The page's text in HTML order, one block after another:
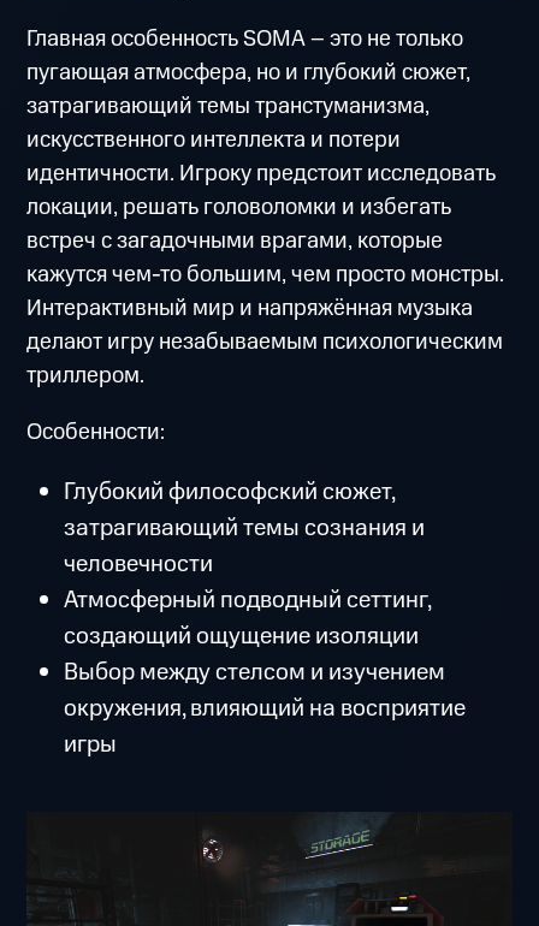
Главная особенность SOMA – это не только
пугающая атмосфера, но и глубокий сюжет,
затрагивающий темы транстуманизма,
искусственного интеллекта и потери
идентичности. Игроку предстоит исследовать
локации, решать головоломки и избегать
встреч с загадочными врагами, которые
кажутся чем-то большим, чем просто монстры.
Интерактивный мир и напряжённая музыка
делают игру незабываемым психологическим
триллером.
Особенности:
Глубокий философский сюжет,
затрагивающий темы сознания и
человечности
Атмосферный подводный сеттинг,
создающий ощущение изоляции
Выбор между стелсом и изучением
окружения, влияющий на восприятие
игры